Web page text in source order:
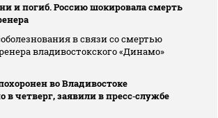
и погиб. Россию шокировала смерть
в связи со смертью
владивостокского «Динамо»
во Владивостоке
в четверг, заявили в пресс‑службе